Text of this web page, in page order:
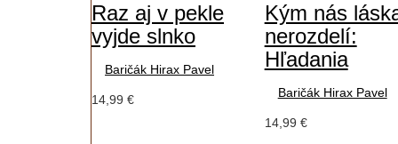
Raz aj v pekle
vyjde slnko
Baričák Hirax Pavel
14,99 €
Kým nás
nerozdelí:
Hľadania
Baričák Hirax Pavel
14,99 €